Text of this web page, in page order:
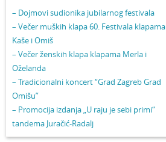
– Dojmovi sudionika jubilarnog festivala
– Večer muških klapa 60. Festivala klapama
Kaše i Omiš
– Večer ženskih klapa klapama Merla i
Oželanda
– Tradicionalni koncert “Grad Zagreb Grad
Omišu”
– Promocija izdanja „U raju je sebi primi“
tandema Juračić-Radalj